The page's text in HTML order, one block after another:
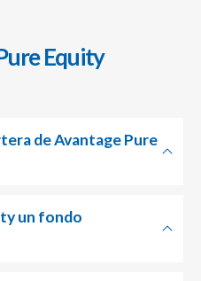
Equity
de Avantage Pure
un fondo